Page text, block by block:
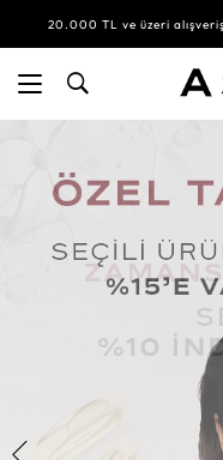
20.000 TL ve üzeri